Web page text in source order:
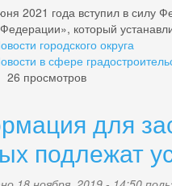
года вступил в силу
который
городского округа
в сфере
учтенных
26 просмотров
для
подлежат